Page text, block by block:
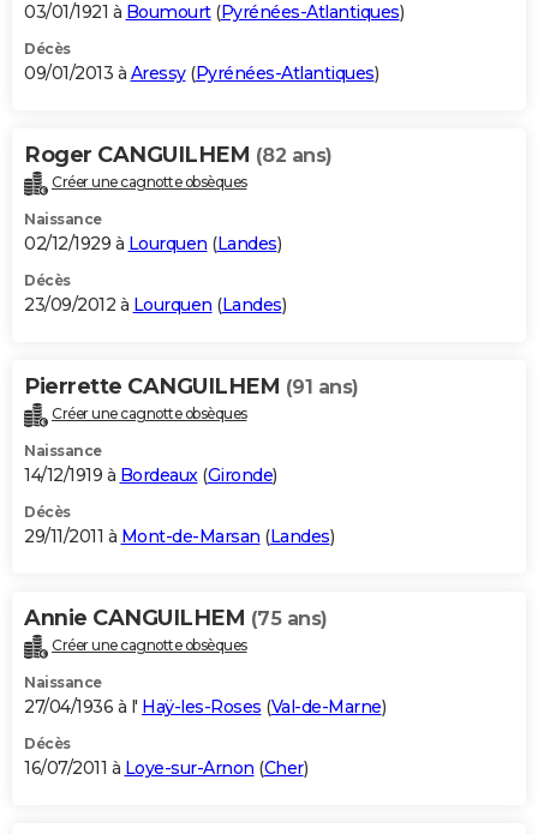
03/01/1921 à Boumourt(Pyrénées-Atlantiques)
Décès
09/01/2013 à Aressy(Pyrénées-Atlantiques)
Roger CANGUILHEM (82 ans)
Créer une cagnotte obsèques
Naissance
02/12/1929 à Lourquen (Landes)
Décès
23/09/2012 à Lourquen (Landes)
Pierrette CANGUILHEM (91 ans)
Créer une cagnotte obsèques
Naissance
14/12/1919 à Bordeaux(Gironde)
Décès
29/11/2011 à Mont-de-Marsan (Landes)
Annie CANGUILHEM (75 ans)
Créer une cagnotte obsèques
Naissance
27/04/1936 à l' Haÿ-les-Roses (Val-de-Marne)
Décès
16/07/2011 à Loye-sur-Arnon (Cher)